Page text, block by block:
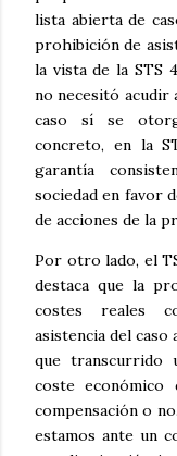
lista abierta de
prohibición de
la vista de la STS
no necesitó acudir
caso sí se
concreto, en la
garantía
sociedad en favor
de acciones de la
Por otro lado, el
destaca que la
costes reales
asistencia del caso
que transcurrido
coste
compensación o
estamos ante un